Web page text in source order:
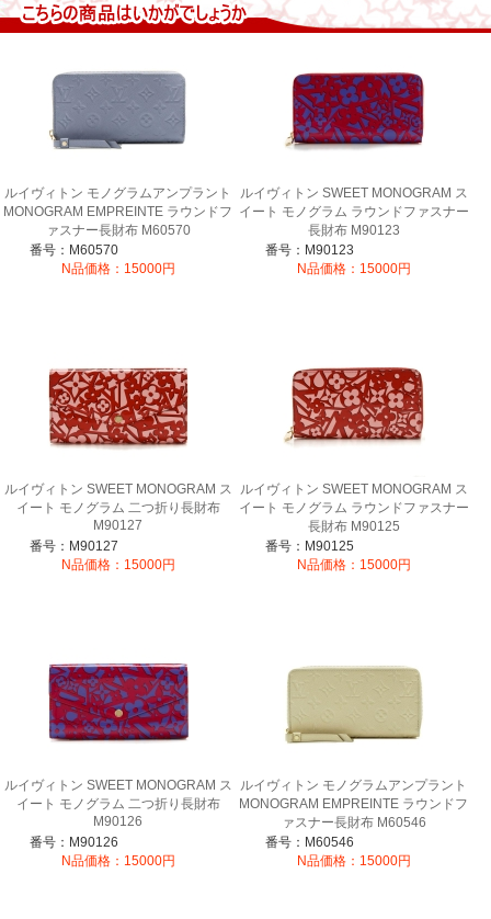
ルイヴィトン モノグラムアンプラント
MONOGRAM EMPREINTE ラウンドフ
ァスナー長財布 M60570
番号：M60570
N品価格：15000円
ルイヴィトン SWEET MONOGRAM ス
イート モノグラム ラウンドファスナー
長財布 M90123
番号：M90123
N品価格：15000円
ルイヴィトン SWEET MONOGRAM ス
イート モノグラム 二つ折り長財布
M90127
番号：M90127
N品価格：15000円
ルイヴィトン SWEET MONOGRAM ス
イート モノグラム ラウンドファスナー
長財布 M90125
番号：M90125
N品価格：15000円
ルイヴィトン SWEET MONOGRAM ス
イート モノグラム 二つ折り長財布
M90126
番号：M90126
N品価格：15000円
ルイヴィトン モノグラムアンプラント
MONOGRAM EMPREINTE ラウンドフ
ァスナー長財布 M60546
番号：M60546
N品価格：15000円